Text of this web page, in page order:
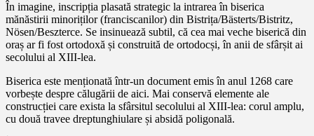
În imagine, inscripția plasată strategic la intrarea în biserica
mănăstirii minoriților (franciscanilor) din Bistrița/Bästerts/Bistritz,
Nösen/Beszterce. Se insinuează subtil, că cea mai veche biserică din
oraș ar fi fost ortodoxă și construită de ortodocși, în anii de sfârșit ai
secolului al XIII-lea.
Biserica este menționată într-un document emis în anul 1268 care
vorbește despre călugării de aici. Mai conservă elemente ale
construcției care exista la sfârsitul secolului al XIII-lea: corul amplu,
cu două travee dreptunghiulare și absidă poligonală.